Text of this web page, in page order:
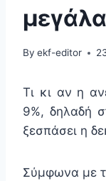
By ekf-editor
Τι κι αν η
9%, δηλαδή
ξεσπάσει η
Σύμφωνα με